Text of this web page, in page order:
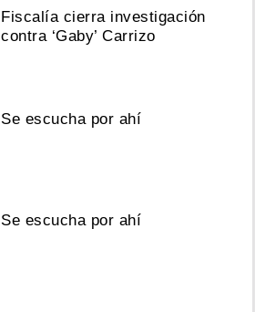
Fiscalía cierra investigación
contra ‘Gaby’ Carrizo
Se escucha por ahí
Se escucha por ahí